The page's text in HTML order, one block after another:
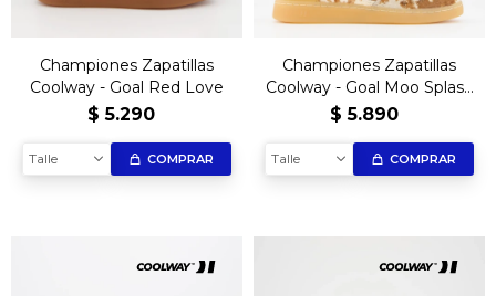
Championes Zapatillas
Coolway - Goal Red Love
$ 5.290
Talle COMPRAR
Championes Zapatillas
Coolway - Goal Moo Splash
Edición Limitada
$ 5.890
Talle COMPRAR